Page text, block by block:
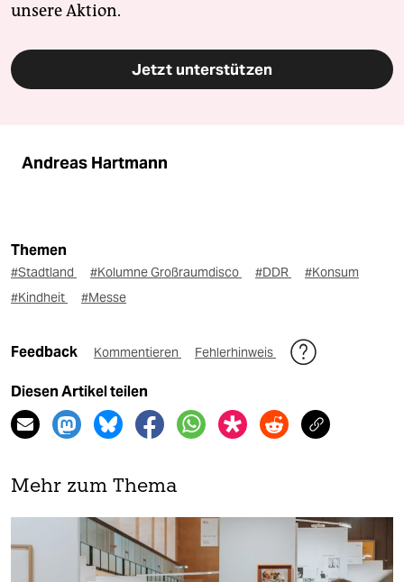
unsere Aktion.
Jetzt unterstützen
Andreas Hartmann
Themen
#Stadtland #Kolumne Großraumdisco #DDR
#Konsum
#Kindheit
#Messe
Feedback Kommentieren Fehlerhinweis
Diesen Artikel teilen
Mehr zum Thema